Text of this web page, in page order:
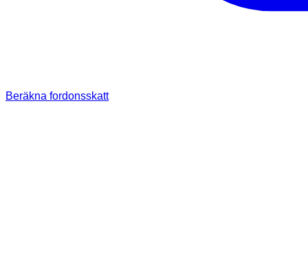
Beräkna fordonsskatt